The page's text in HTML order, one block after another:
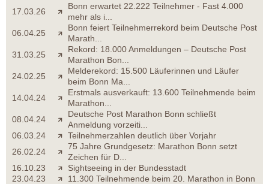
17.03.26
Bonn erwartet 22.222 Teilnehmer - Fast 4.000
mehr als i...
06.04.25
Bonn feiert Teilnehmerrekord beim Deutsche Post
Marath...
31.03.25
Rekord: 18.000 Anmeldungen – Deutsche Post
Marathon Bon...
24.02.25
Melderekord: 15.500 Läuferinnen und Läufer
beim Bonn Ma...
14.04.24
Erstmals ausverkauft: 13.600 Teilnehmende beim
Marathon...
08.04.24
Deutsche Post Marathon Bonn schließt
Anmeldung vorzeiti...
06.03.24
Teilnehmerzahlen deutlich über Vorjahr
26.02.24
75 Jahre Grundgesetz: Marathon Bonn setzt
Zeichen für D...
16.10.23
Sightseeing in der Bundesstadt
23.04.23
11.300 Teilnehmende beim 20. Marathon in Bonn